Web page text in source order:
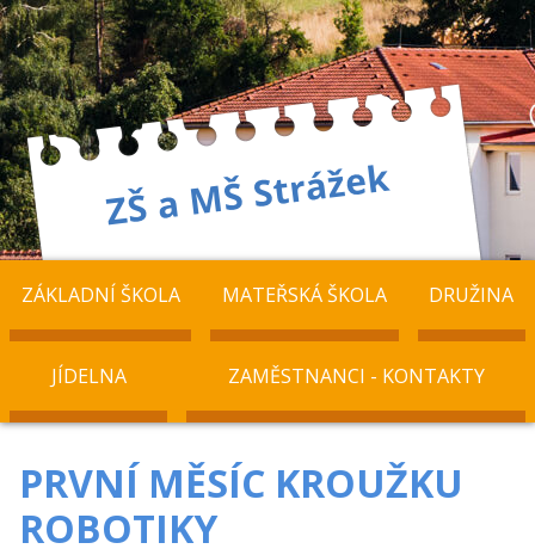
ZÁKLADNÍ ŠKOLA MATEŘSKÁ ŠKOLA DRUŽINA
JÍDELNA ZAMĚSTNANCI - KONTAKTY
PRVNÍ MĚSÍC KROUŽKU
ROBOTIKY